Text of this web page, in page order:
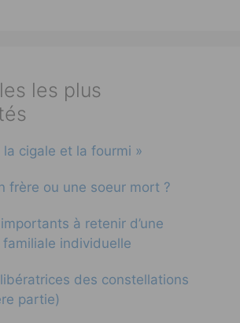
les plus
la cigale et la fourmi »
frère ou une soeur mort ?
à retenir d’une
individuelle
des constellations
partie)